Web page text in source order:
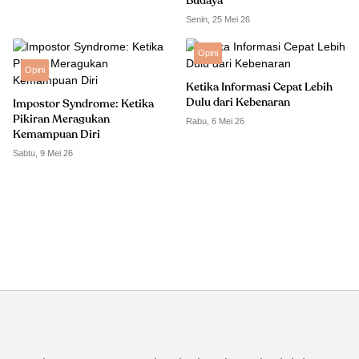
Senin, 25 Mei 26
Opini
Impostor Syndrome: Ketika
Pikiran Meragukan
Kemampuan Diri
Sabtu, 9 Mei 26
Opini
Ketika Informasi Cepat Lebih
Dulu dari Kebenaran
Rabu, 6 Mei 26